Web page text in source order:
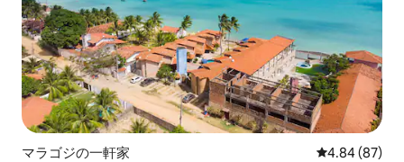
マラゴジの一軒家 レビュー87
4.84 (87)